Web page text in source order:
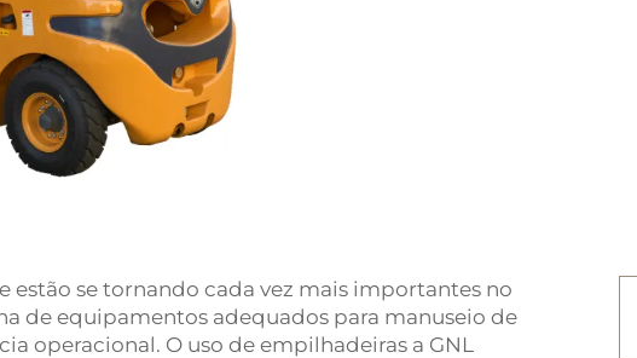
se tornando cada vez mais importantes no
de equipamentos adequados para manuseio de
operacional. O uso de empilhadeiras a GNL